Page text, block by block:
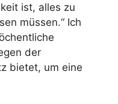
ist, alles zu
müssen.“ Ich
der
bietet, um eine